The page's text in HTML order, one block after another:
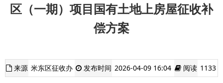
区（一期）项目国有土地上房屋征收补
偿方案
来源 米东区征收办 发布时间 2026-04-09 16:04 阅读 1133